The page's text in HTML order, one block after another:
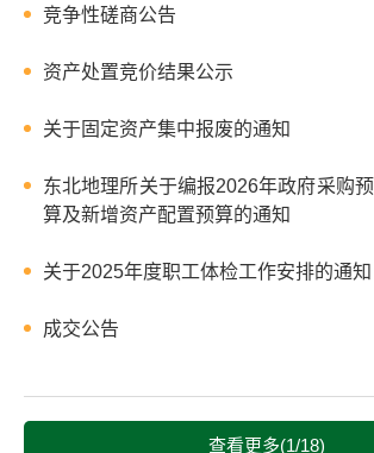
竞争性磋商公告
资产处置竞价结果公示
关于固定资产集中报废的通知
东北地理所关于编报2026年政府采购预
算及新增资产配置预算的通知
关于2025年度职工体检工作安排的通知
成交公告
查看更多(1/18)